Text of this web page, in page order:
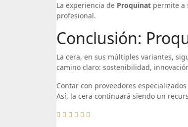
La experiencia de Proquinat permite a
profesional.
Conclusión:
La cera, en sus múltiples variantes,
camino claro: sostenibilidad,
Contar con proveedores
Así, la cera continuará siendo un